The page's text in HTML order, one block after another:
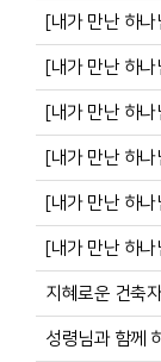
[내가 만난 하
[내가 만난 하
[내가 만난 하
[내가 만난 하
[내가 만난 하
[내가 만난 하
지혜로운 건축자
성령님과 함께